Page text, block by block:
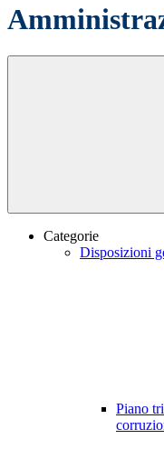
Categorie
Disposizioni
Piano